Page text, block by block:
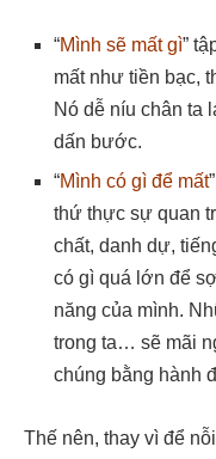
“Mình sẽ mất gì”
mất như tiền bạc,
Nó dễ níu chân ta
dấn bước.
“Mình có gì để mất
thứ thực sự quan
chất, danh dự,
có gì quá lớn để
năng của mình.
trong ta… sẽ mãi
chúng bằng hành
Thế nên, thay vì để